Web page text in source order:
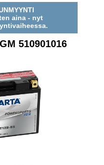
aina - nyt
510901016